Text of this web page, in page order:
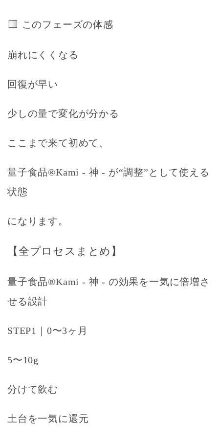
🟥 このフェーズの体感
崩れにくくなる
回復が早い
少しの量で変化が分かる
ここまで来て初めて、
量子食品®Kami - 神 - が“調整”として使える
状態
になります。
【全プロセスまとめ】
量子食品®Kami - 神 - の効果を一気に倍増さ
せる設計
STEP1｜0〜3ヶ月
5〜10g
分けて飲む
土台を一気に還元